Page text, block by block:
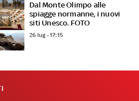
Dal Monte Olimpo alle
spiagge normanne, i nuovi
siti Unesco. FOTO
26 lug - 17:15